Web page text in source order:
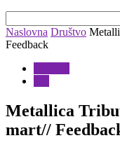
Naslovna Društvo
Feedback
Metallica
mart//